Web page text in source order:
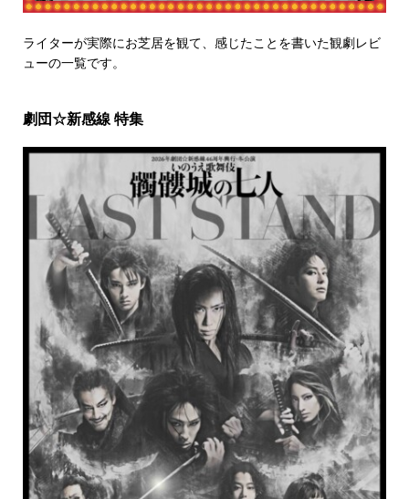
ライターが実際にお芝居を観て、感じたことを書いた観劇レビ
ューの一覧です。
劇団☆新感線 特集